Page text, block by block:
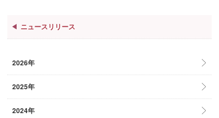
ニュースリリース
2026年
2025年
2024年